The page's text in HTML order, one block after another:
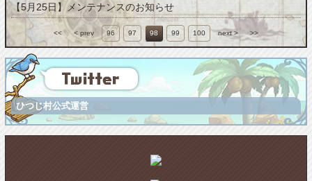
【5月25日】メンテナンスのお知らせ
<< < prev 96 97 98 99 100 next > >>
ひつじ村公式運営